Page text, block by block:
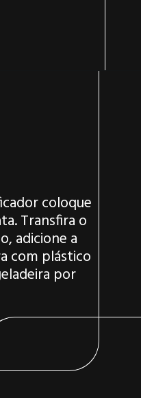
coloque
Transfira o
adicione a
com plástico
por